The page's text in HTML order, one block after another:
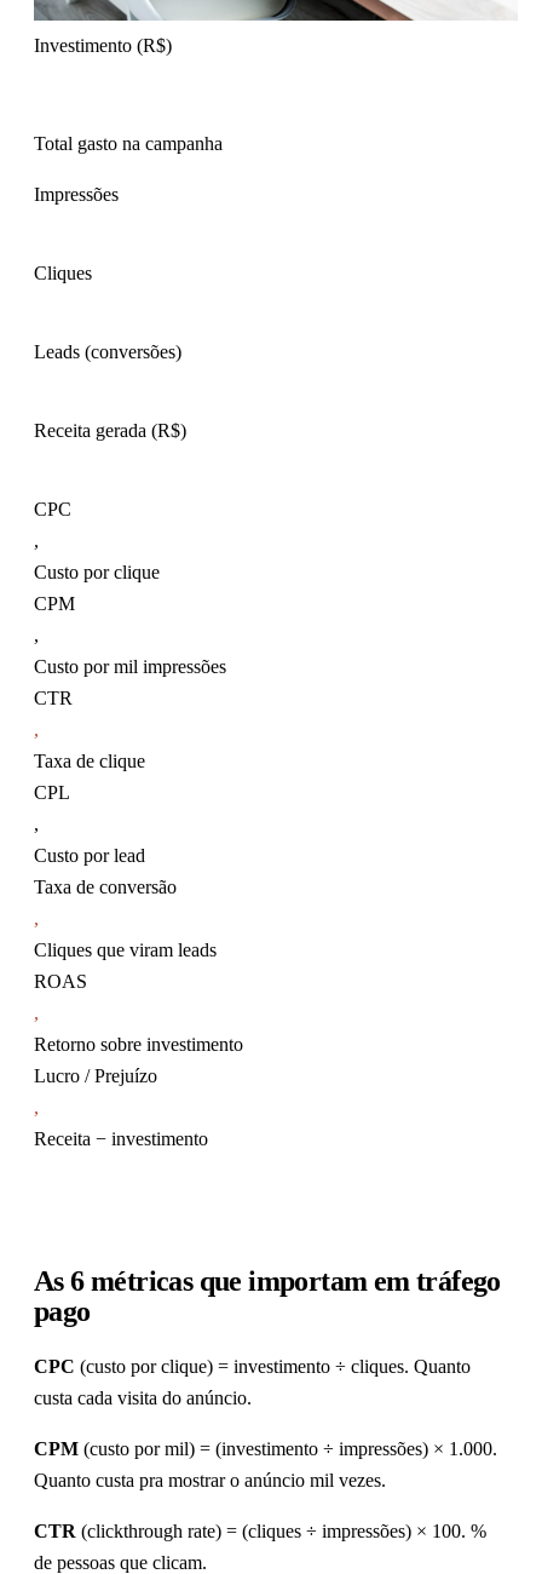
Investimento (R$)
Total gasto na campanha
Impressões
Cliques
Leads (conversões)
Receita gerada (R$)
CPC
,
Custo por clique
CPM
,
Custo por mil impressões
CTR
,
Taxa de clique
CPL
,
Custo por lead
Taxa de conversão
,
Cliques que viram leads
ROAS
,
Retorno sobre investimento
Lucro / Prejuízo
,
Receita − investimento
As 6 métricas que importam em tráfego
pago
CPC (custo por clique) = investimento ÷ cliques. Quanto
custa cada visita do anúncio.
CPM (custo por mil) = (investimento ÷ impressões) × 1.000.
Quanto custa pra mostrar o anúncio mil vezes.
CTR (clickthrough rate) = (cliques ÷ impressões) × 100. %
de pessoas que clicam.